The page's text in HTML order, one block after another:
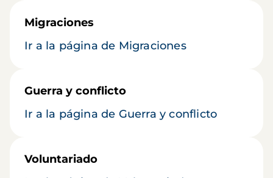
Migraciones
Ir a la página de Migraciones
Guerra y conflicto
Ir a la página de Guerra y conflicto
Voluntariado